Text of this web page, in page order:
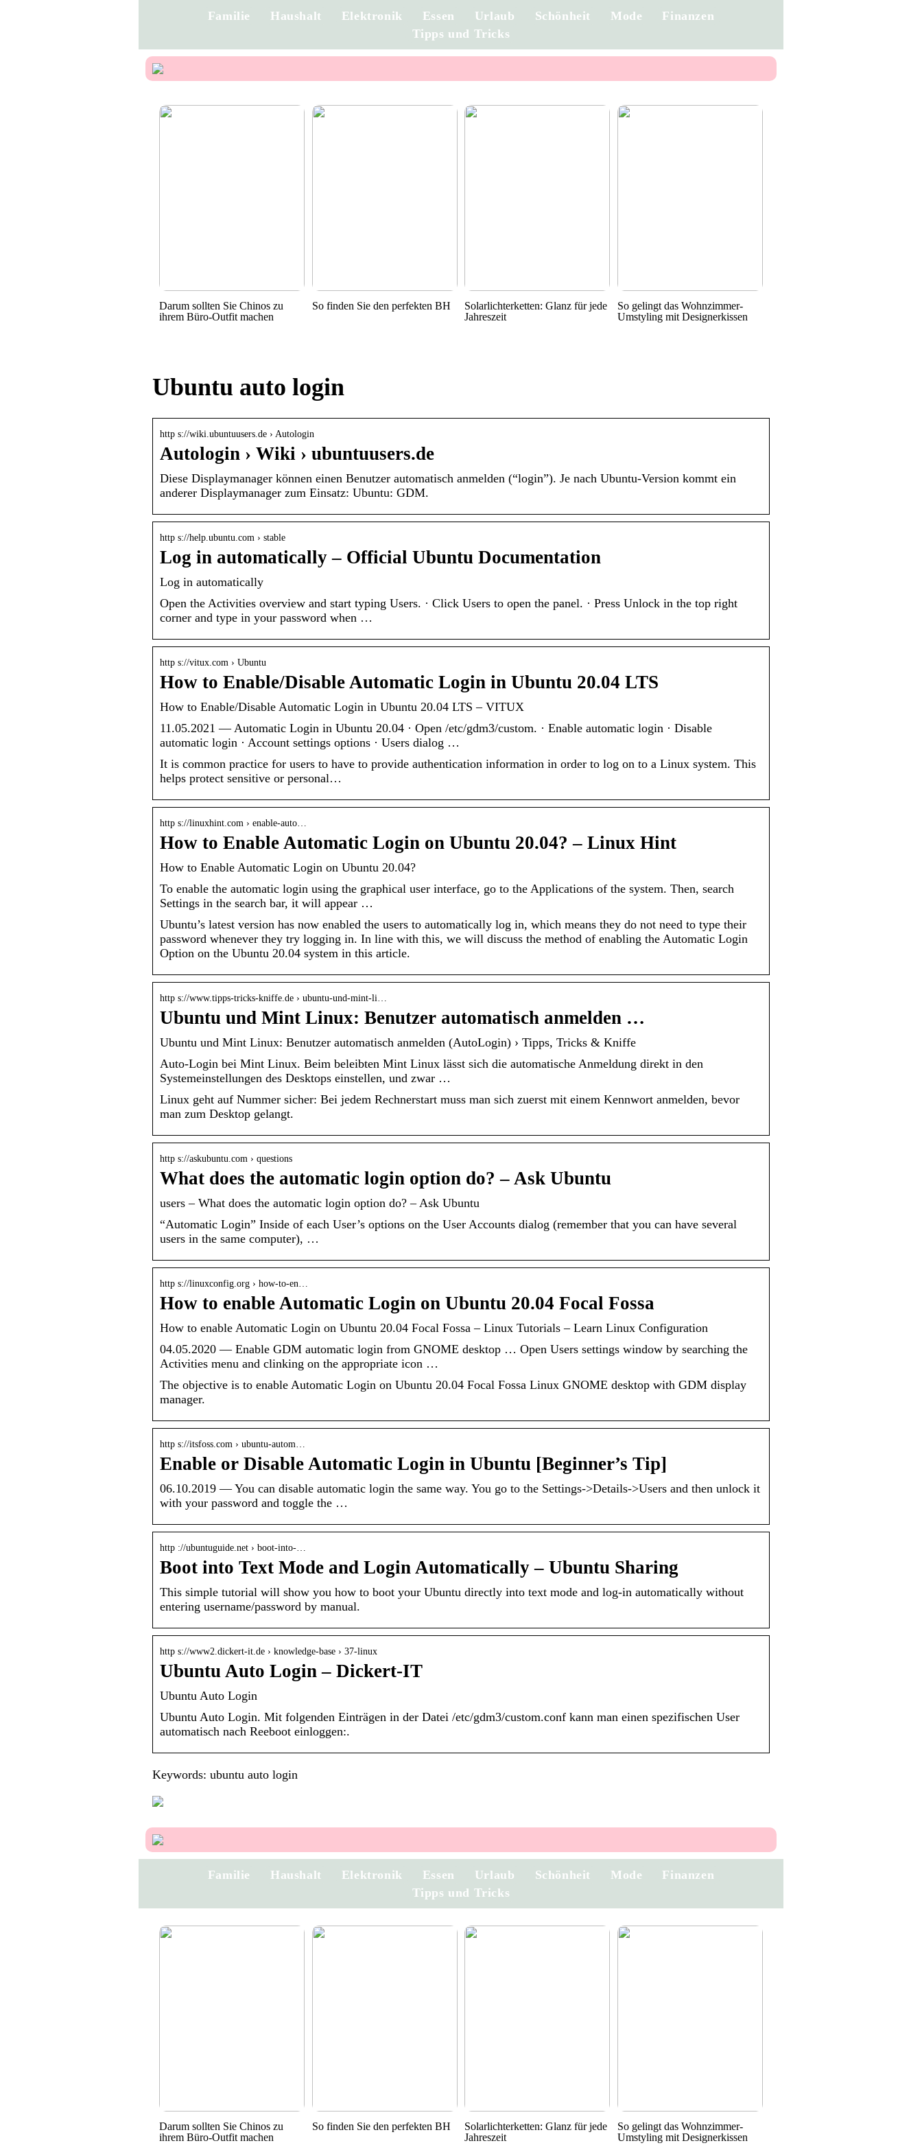
Familie Haushalt Elektronik Essen Urlaub Schönheit Mode
Finanzen
Tipps und Tricks
Darum sollten Sie Chinos zu
ihrem Büro-Outfit machen
So finden Sie den perfekten BH
Solarlichterketten: Glanz für jede
Jahreszeit
So gelingt das Wohnzimmer-
Umstyling mit Designerkissen
Ubuntu auto login
http s://wiki.ubuntuusers.de › Autologin
Autologin › Wiki › ubuntuusers.de
Diese Displaymanager können einen Benutzer automatisch anmelden (“login”). Je nach Ubuntu-Version kommt ein
anderer Displaymanager zum Einsatz: Ubuntu: GDM.
http s://help.ubuntu.com › stable
Log in automatically – Official Ubuntu Documentation
Log in automatically
Open the Activities overview and start typing Users. · Click Users to open the panel. · Press Unlock in the top right
corner and type in your password when …
http s://vitux.com › Ubuntu
How to Enable/Disable Automatic Login in Ubuntu 20.04 LTS
How to Enable/Disable Automatic Login in Ubuntu 20.04 LTS – VITUX
11.05.2021 — Automatic Login in Ubuntu 20.04 · Open /etc/gdm3/custom. · Enable automatic login · Disable
automatic login · Account settings options · Users dialog …
It is common practice for users to have to provide authentication information in order to log on to a Linux system. This
helps protect sensitive or personal…
http s://linuxhint.com › enable-auto…
How to Enable Automatic Login on Ubuntu 20.04? – Linux Hint
How to Enable Automatic Login on Ubuntu 20.04?
To enable the automatic login using the graphical user interface, go to the Applications of the system. Then, search
Settings in the search bar, it will appear …
Ubuntu’s latest version has now enabled the users to automatically log in, which means they do not need to type their
password whenever they try logging in. In line with this, we will discuss the method of enabling the Automatic Login
Option on the Ubuntu 20.04 system in this article.
http s://www.tipps-tricks-kniffe.de › ubuntu-und-mint-li…
Ubuntu und Mint Linux: Benutzer automatisch anmelden …
Ubuntu und Mint Linux: Benutzer automatisch anmelden (AutoLogin) › Tipps, Tricks & Kniffe
Auto-Login bei Mint Linux. Beim beleibten Mint Linux lässt sich die automatische Anmeldung direkt in den
Systemeinstellungen des Desktops einstellen, und zwar …
Linux geht auf Nummer sicher: Bei jedem Rechnerstart muss man sich zuerst mit einem Kennwort anmelden, bevor
man zum Desktop gelangt.
http s://askubuntu.com › questions
What does the automatic login option do? – Ask Ubuntu
users – What does the automatic login option do? – Ask Ubuntu
“Automatic Login” Inside of each User’s options on the User Accounts dialog (remember that you can have several
users in the same computer), …
http s://linuxconfig.org › how-to-en…
How to enable Automatic Login on Ubuntu 20.04 Focal Fossa
How to enable Automatic Login on Ubuntu 20.04 Focal Fossa – Linux Tutorials – Learn Linux Configuration
04.05.2020 — Enable GDM automatic login from GNOME desktop … Open Users settings window by searching the
Activities menu and clinking on the appropriate icon …
The objective is to enable Automatic Login on Ubuntu 20.04 Focal Fossa Linux GNOME desktop with GDM display
manager.
http s://itsfoss.com › ubuntu-autom…
Enable or Disable Automatic Login in Ubuntu [Beginner’s Tip]
06.10.2019 — You can disable automatic login the same way. You go to the Settings->Details->Users and then unlock it
with your password and toggle the …
http ://ubuntuguide.net › boot-into-…
Boot into Text Mode and Login Automatically – Ubuntu Sharing
This simple tutorial will show you how to boot your Ubuntu directly into text mode and log-in automatically without
entering username/password by manual.
http s://www2.dickert-it.de › knowledge-base › 37-linux
Ubuntu Auto Login – Dickert-IT
Ubuntu Auto Login
Ubuntu Auto Login. Mit folgenden Einträgen in der Datei /etc/gdm3/custom.conf kann man einen spezifischen User
automatisch nach Reeboot einloggen:.
Keywords: ubuntu auto login
Familie Haushalt Elektronik Essen Urlaub Schönheit Mode
Finanzen
Tipps und Tricks
Darum sollten Sie Chinos zu
ihrem Büro-Outfit machen
So finden Sie den perfekten BH
Solarlichterketten: Glanz für jede
Jahreszeit
So gelingt das Wohnzimmer-
Umstyling mit Designerkissen